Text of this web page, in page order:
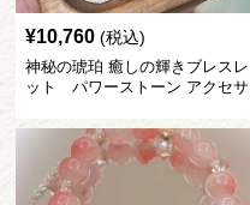
¥10,760 (税込)
神秘の琥珀 癒しの輝きブレスレ
ット パワーストーン アクセサ